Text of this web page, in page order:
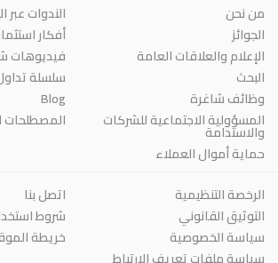
من نحن
الجوائز
الإعلام والعلاقات العامة
البحث
وظائف شاغرة
المسؤولية الاجتماعية للشركات
والاستدامة
حماية أموال العملاء
الندوات عبر
أفكار
فيديوهات
سلسلة
Blog
المصطلحات
الرخصة التنظيمية
التوثيق القانوني
سياسة الخصوصية
سياسة ملفات تعريف الارتباط
اتصل بنا
شروط
خريطة